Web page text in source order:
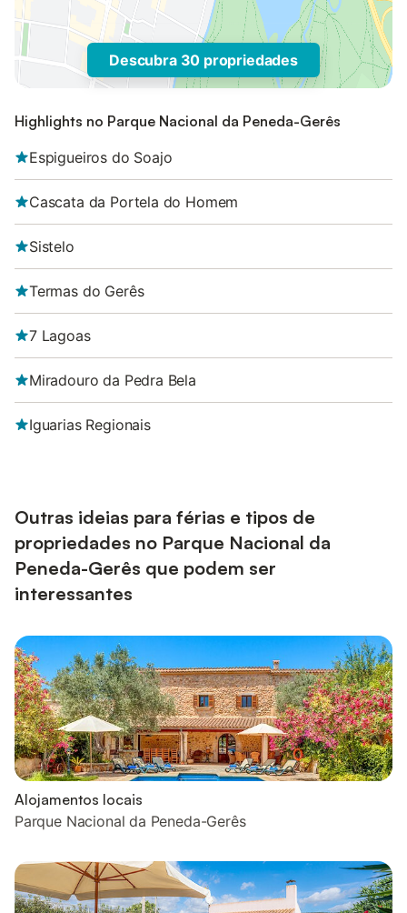
Descubra 30 propriedades
Highlights no Parque Nacional da Peneda-Gerês
Espigueiros do Soajo
Cascata da Portela do Homem
Sistelo
Termas do Gerês
7 Lagoas
Miradouro da Pedra Bela
Iguarias Regionais
Outras ideias para férias e tipos de
propriedades no Parque Nacional da
Peneda-Gerês que podem ser
interessantes
Alojamentos locais
Parque Nacional da Peneda-Gerês